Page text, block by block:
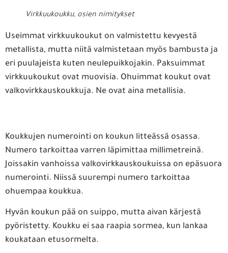
Virkkuukoukku, osien nimitykset
Useimmat virkkuukoukut on valmistettu kevyestä
metallista, mutta niitä valmistetaan myös bambusta ja
eri puulajeista kuten neulepuikkojakin. Paksuimmat
virkkuukoukut ovat muovisia. Ohuimmat koukut ovat
valkovirkkauskoukkuja. Ne ovat aina metallisia.
Koukkujen numerointi on koukun litteässä osassa.
Numero tarkoittaa varren läpimittaa millimetreinä.
Joissakin vanhoissa valkovirkkauskoukuissa on epäsuora
numerointi. Niissä suurempi numero tarkoittaa
ohuempaa koukkua.
Hyvän koukun pää on suippo, mutta aivan kärjestä
pyöristetty. Koukku ei saa raapia sormea, kun lankaa
koukataan etusormelta.